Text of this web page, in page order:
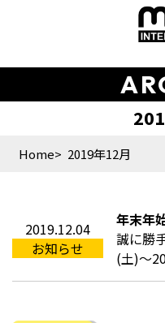
Home 2019年12月
2019.12.04
お知らせ
年末年
誠に勝
(土)～